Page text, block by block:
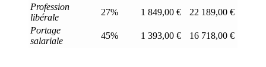
Profession
libérale
27% 1 849,00 €
22 189,00 €
Portage
salariale
45% 1 393,00 € 16 718,00 €